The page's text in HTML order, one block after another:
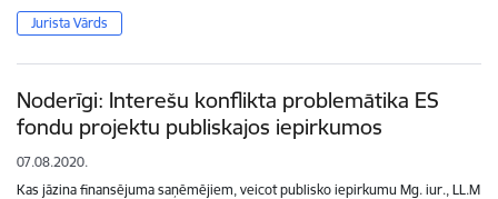
Jurista Vārds
Noderīgi: Interešu konflikta problemātika ES
fondu projektu publiskajos iepirkumos
07.08.2020.
Kas jāzina finansējuma saņēmējiem, veicot publisko iepirkumu Mg. iur., LL.M